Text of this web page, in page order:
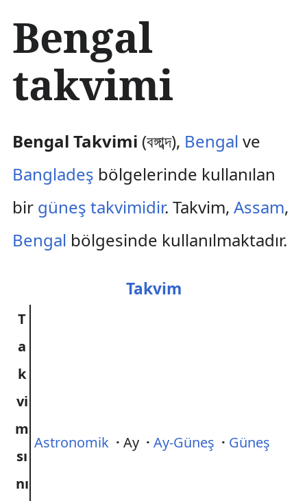
ç
r
ğ
e
Bengal
takvimi
Bengal Takvimi (বঙ্গাব্দ), Bengal ve
Bangladeş bölgelerinde kullanılan
bir güneş takvimidir. Takvim, Assam,
Bengal bölgesinde kullanılmaktadır.
Takvim
T
a
k
vi
m
sı
nı
Astronomik · Ay · Ay-Güneş · Güneş